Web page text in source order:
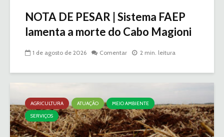
NOTA DE PESAR | Sistema FAEP
lamenta a morte do Cabo Magioni
1 de agosto de 2026 Comentar 2 min. leitura
AGRICULTURA ATUAÇÃO
MEIO AMBIENTE
SERVIÇOS